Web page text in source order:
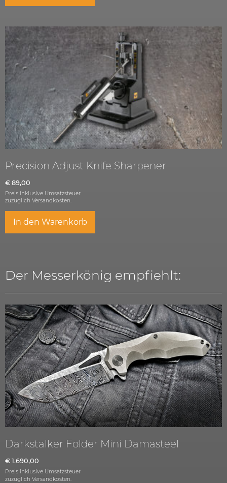
Precision Adjust Knife Sharpener
€ 89,00
Preis inklusive Umsatzsteuer
zuzüglich Versandkosten.
In den Warenkorb
Der Messerkönig empfiehlt:
Darkstalker Folder Mini Damasteel
€ 1.690,00
Preis inklusive Umsatzsteuer
zuzüglich Versandkosten.